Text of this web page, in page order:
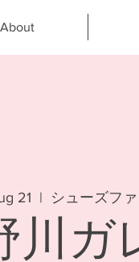
About
21
  |
シューズフ
川ガ